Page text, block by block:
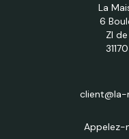
La
6
ZI
Appelez-